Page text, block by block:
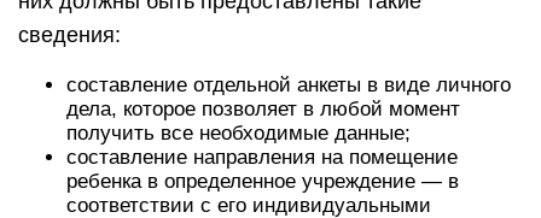
сведения:
составление отдельной анкеты в виде личного
дела, которое позволяет в любой момент
получить все необходимые данные;
составление направления на помещение
ребенка в определенное учреждение — в
соответствии с его индивидуальными